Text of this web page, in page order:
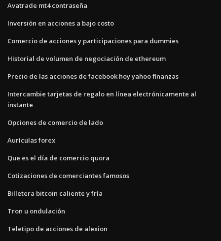
Avatrade mt4 contraseña
Inversión en acciones a bajo costo
Comercio de acciones y participaciones para dummies
Historial de volumen de negociación de ethereum
Precio de las acciones de facebook hoy yahoo finanzas
Intercambie tarjetas de regalo en línea electrónicamente al
instante
Opciones de comercio de lado
Aurículas forex
Que es el día de comercio quora
Cotizaciones de comerciantes famosos
Billetera bitcoin caliente y fría
Tron u ondulación
Teletipo de acciones de alexion